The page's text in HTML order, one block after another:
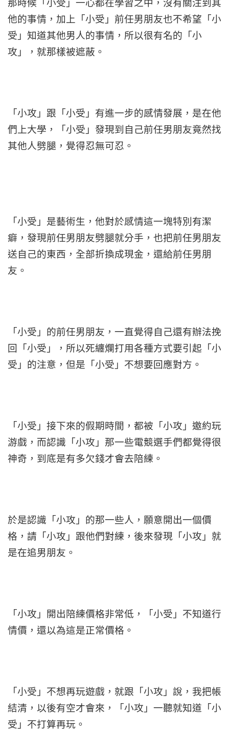
那時候「小受」一心都在學習之中，沒有關注到其
他的事情，加上「小受」前任男朋友也不希望「小
受」知道其他男人的事情，所以很有名的「小
攻」，就那樣被遮蔽。
「小攻」跟「小受」有進一步的感情發展，是在他
們上大學，「小受」發現到自己前任男朋友竟然找
其他人劈腿，覺得忍無可忍。
「小受」是藝術生，他對於感情這一塊特別有潔
癖，發現前任男朋友劈腿就分手，也把前任男朋友
送自己的東西，全部折換成現金，還給前任男朋
友。
「小受」的前任男朋友，一直覺得自己還有辦法挽
回「小受」，所以死纏爛打用各種方式要引起「小
受」的注意，但是「小受」不想要回應對方。
「小受」接下來的假期時間，都被「小攻」邀約玩
游戲，而認識「小攻」那一些電競選手們都覺得很
神奇，到底是有多欠錢才會去陪練。
於是認識「小攻」的那一些人，願意開出一個價
格，請「小攻」跟他們對練，後來發現「小攻」就
是在追男朋友。
「小攻」開出陪練價格非常低，「小受」不知道行
情價，還以為這是正常價格。
「小受」不想再玩遊戲，就跟「小攻」說，我把帳
結清，以後有空才會來，「小攻」一聽就知道「小
受」不打算再玩。